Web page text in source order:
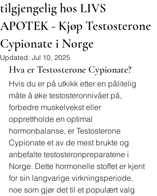
tilgjengelig hos LIVS
APOTEK - Kjøp Testosterone
Cypionate i Norge
Updated: Jul 10, 2025
Hva er Testosterone Cypionate?
Hvis du er på utkikk etter en pålitelig
måte å øke testosteronnivået på,
forbedre muskelvekst eller
opprettholde en optimal
hormonbalanse, er Testosterone
Cypionate et av de mest brukte og
anbefalte testosteronpreparatene i
Norge. Dette hormonelle stoffet er kjent
for sin langvarige virkningsperiode,
noe som gjør det til et populært valg